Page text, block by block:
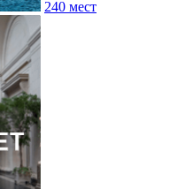
240 мест